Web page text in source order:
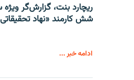
ریچارد بنت، گزارش‌گر ویژه
شش کارمند «نهاد
ادامه خبر ...